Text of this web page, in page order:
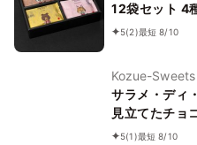
12
5(2)最短 8/10
Kozue-Sweets
サラメ・ディ
見立てたチョ
5(1)最短 8/10